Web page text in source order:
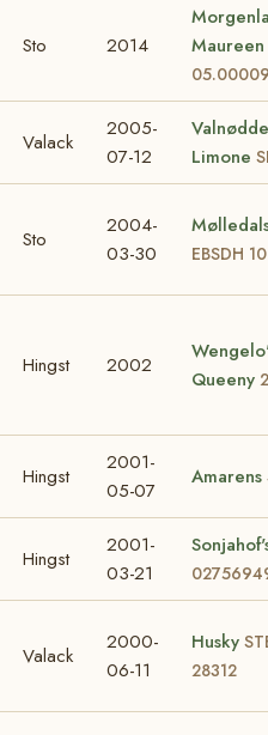
Sto 2014
Maureen
Valack
2005-
07-12
Limone
Sto
2004-
03-30
EBSDH
Hingst 2002
Queeny
Hingst
2001-
05-07
Amarens
Hingst
2001-
03-21
Valack
2000-
06-11
Husky
28312